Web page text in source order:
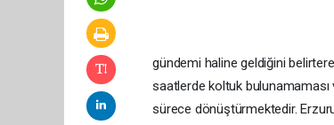
gündemi haline geldiğini
saatlerde koltuk bulunamaması
sürece dönüştürmektedir.